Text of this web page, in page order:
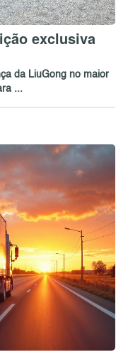
exclusiva
da LiuGong no maior
...